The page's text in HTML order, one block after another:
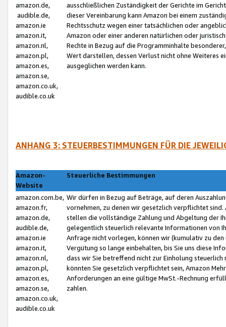
amazon.de,
audible.de,
amazon.ie
amazon.it,
amazon.nl,
amazon.pl,
amazon.es,
amazon.se,
amazon.co.uk,
audible.co.uk
ausschließlichen Zuständigkeit der Gerichte im
dieser Vereinbarung kann Amazon bei einem
Rechtsschutz wegen einer tatsächlichen oder
Amazon oder einer anderen natürlichen oder
Rechte in Bezug auf die Programminhalte
Wert darstellen, dessen Verlust nicht ohne Weiteres
ausgeglichen werden kann.
ANHANG 3: STEUERBESTIMMUNGEN FÜR DIE
Amazon-
Website
Steuerliche Bestimmungen
amazon.com.be,
amazon.fr,
amazon.de,
audible.de,
amazon.ie
amazon.it,
amazon.nl,
amazon.pl,
amazon.es,
amazon.se,
amazon.co.uk,
audible.co.uk
Wir dürfen in Bezug auf Beträge, auf deren
vornehmen, zu denen wir gesetzlich verpflichtet
stellen die vollständige Zahlung und Abgeltung der
gelegentlich steuerlich relevante Informationen von
Anfrage nicht vorlegen, können wir (kumulativ zu
Vergütung so lange einbehalten, bis Sie uns diese
dass wir Sie betreffend nicht zur Einholung
könnten Sie gesetzlich verpflichtet sein, Amazon
Anforderungen an eine gültige MwSt.-Rechnung
zahlen.